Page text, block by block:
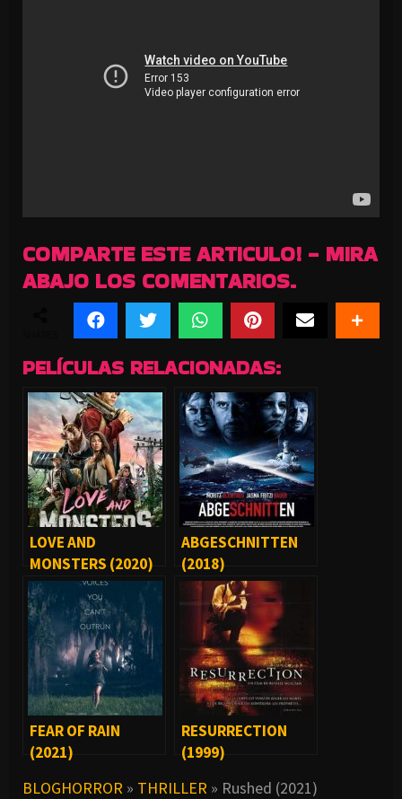
COMPARTE ESTE ARTICULO! - MIRA
ABAJO LOS COMENTARIOS.
PELÍCULAS RELACIONADAS:
LOVE AND
MONSTERS (2020)
ABGESCHNITTEN
(2018)
FEAR OF RAIN
(2021)
RESURRECTION
(1999)
BLOGHORROR » THRILLER » Rushed (2021)